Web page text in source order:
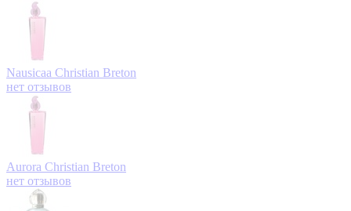
Nausicaa Christian Breton
нет отзывов
Aurora Christian Breton
нет отзывов